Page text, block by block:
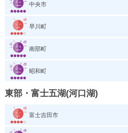
中央市
早川町
南部町
昭和町
東部・富士五湖(河口湖)
富士吉田市